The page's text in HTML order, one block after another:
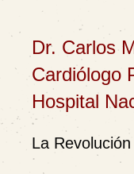
Dr. Carlos
Cardiólogo
Hospital
La